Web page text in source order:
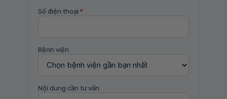
Số điện thoại *
Bệnh viện
Nội dung cần tư vấn